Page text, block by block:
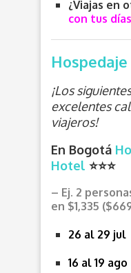
¿Viajas en
con tus
Hospedaje
¡Los
excelentes
viajeros!
En Bogotá
Hotel ⭐⭐⭐
– Ej. 2
en $1,335
26 al 29 jul
16 al 19 ago